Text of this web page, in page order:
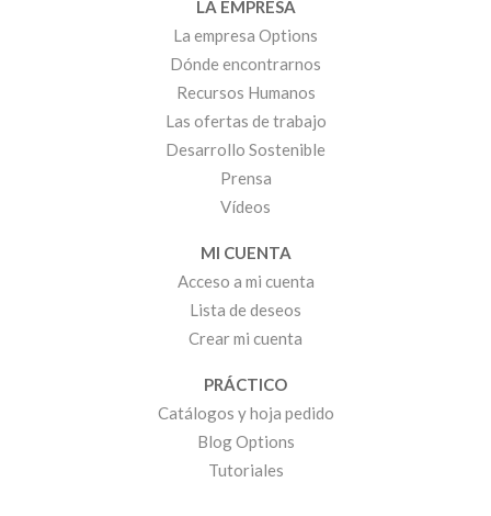
LA EMPRESA
La empresa Options
Dónde encontrarnos
Recursos Humanos
Las ofertas de trabajo
Desarrollo Sostenible
Prensa
Vídeos
MI CUENTA
Acceso a mi cuenta
Lista de deseos
Crear mi cuenta
PRÁCTICO
Catálogos y hoja pedido
Blog Options
Tutoriales